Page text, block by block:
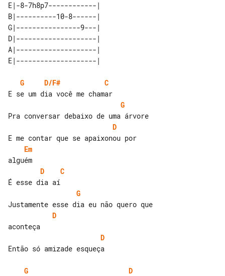
E|-8-7h8p7------------|
B|----------10-8------|
G|----------------9---|
D|--------------------|
A|--------------------|
G D/F#
C
G
D
Em
D
C
G
D
D
Então só amizade esqueça
G
D